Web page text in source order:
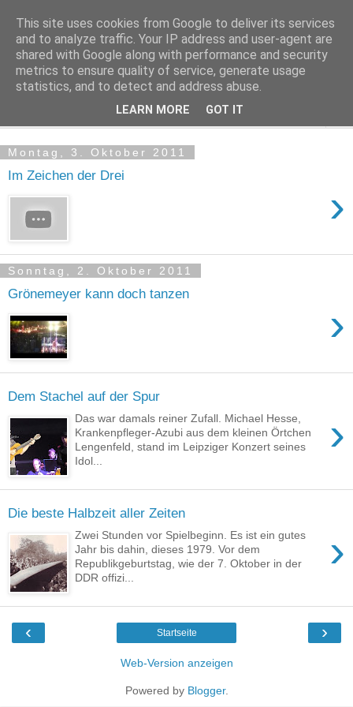
Kludge
Private Notizen aus Halle an der Saale
Montag, 3. Oktober 2011
Im Zeichen der Drei
›
Sonntag, 2. Oktober 2011
Grönemeyer kann doch tanzen
›
Dem Stachel auf der Spur
›
Das war damals reiner Zufall. Michael Hesse,
Krankenpfleger-Azubi aus dem kleinen Örtchen
Lengenfeld, stand im Leipziger Konzert seines
Idol...
Die beste Halbzeit aller Zeiten
›
Zwei Stunden vor Spielbeginn. Es ist ein gutes
Jahr bis dahin, dieses 1979. Vor dem
Republikgeburtstag, wie der 7. Oktober in der
DDR offizi...
‹ ›
Startseite
Web-Version anzeigen
Powered by Blogger.
This site uses cookies from Google to deliver its services
and to analyze traffic. Your IP address and user-agent are
shared with Google along with performance and security
metrics to ensure quality of service, generate usage
statistics, and to detect and address abuse.
LEARN MORE GOT IT